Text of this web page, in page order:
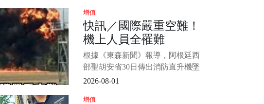
便也不成形，本來頻率不高，也就
懷疑吃錯東西， 腸胃不舒服罷了...
後來從一天拉一次，變成一天腹瀉
三四次，尤其吃了肉類食物後， 排
泄物還夾帶
增值
快訊／國際嚴重空難！
機上人員全罹難
根據《東森新聞》報導，阿根廷西
部聖胡安省30日傳出消防直升機墜
落憾事，機上7名救災人員全數喪
鄰省拉里奧哈執行滅火任務，卻在
2026-08-01
增值